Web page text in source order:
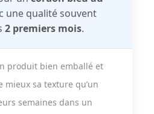
une qualité souvent
2 premiers mois.
produit bien emballé et
mieux sa texture qu’un
semaines dans un